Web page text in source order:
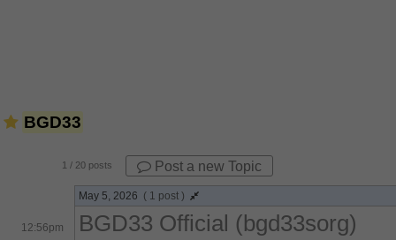
BGD33
1 / 20 posts Post a new Topic
May 5, 2026 ( 1 post )
12:56pm BGD33 Official (bgd33sorg)